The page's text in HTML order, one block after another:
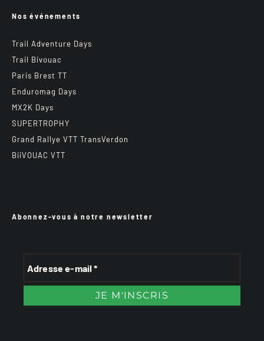
Nos événements
Trail Adventure Days
Trail Bivouac
Paris Brest TT
Enduromag Days
MX2K Days
SUPERTROPHY
Grand Rallye VTT TransVerdon
BiiVOUAC VTT
Abonnez-vous à notre newsletter